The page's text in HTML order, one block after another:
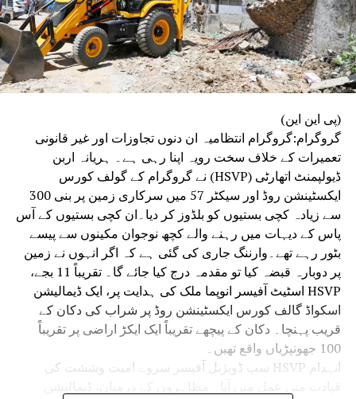
(پی این این)
گروگرام:گروگرام انتظامیہ ان دنوں تجاوزات اور غیر قانونی
تعمیرات کے خلاف سخت رویہ اپنا رہی ہے۔ ہریانہ اربن
ڈیولپمنٹ اتھارٹی (HSVP) نے گروگرام کے گولف کورس
ایکسٹینشن روڈ اور سیکٹر 57 میں سرکاری زمین پر بنی 300
سے زیادہ کچی بستیوں کو بلڈوز کر دیا۔ان کچی بستیوں کے آس
پاس کے دیہات میں رہنے والے کچھ نوجوان مکینوں سے پیسے
بٹور رہے تھے۔وارننگ جاری کی گئی ہے کہ اگر انہوں نے زمین
پر دوبارہ قبضہ کیا تو مقدمہ درج کیا جائے گا۔ تقریباً 11 بجے،
HSVP اسٹیٹ آفیسر انوپما ملک کی ہدایت پر، ایک ڈیمالیشن
اسکواڈ گالف کورس ایکسٹینشن روڈ پر شراب کی دکان کے
قریب پہنچا۔ دکان کے پیچھے تقریباً ایک ایکڑ اراضی پر تقریباً
100 جھونپڑیاں واقع تھیں۔
انہدام HSVP سب ڈویژنل آفیسر سروے امیت وششت کی